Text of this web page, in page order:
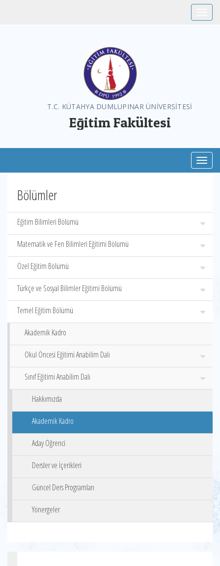
T.C. KÜTAHYA DUMLUPINAR ÜNİVERSİTESİ
Eğitim Fakültesi
Bölümler
Eğitim Bilimleri Bölümü
Matematik ve Fen Bilimleri Eğitimi Bölümü
Özel Eğitim Bölümü
Türkçe ve Sosyal Bilimler Eğitimi Bölümü
Temel Eğitim Bölümü
Akademik Kadro
Okul Öncesi Eğitimi Anabilim Dalı
Sınıf Eğitimi Anabilim Dalı
Hakkımızda
Akademik Kadro
Aday Öğrenci
Dersler ve İçerikleri
Güncel Ders Programları
Yönergeler